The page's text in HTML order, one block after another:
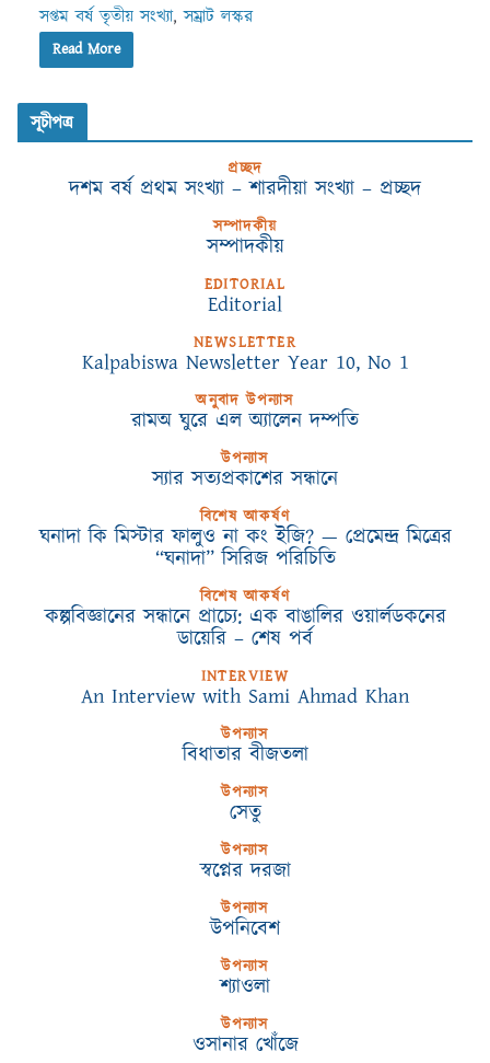
সপ্তম বর্ষ তৃতীয় সংখ্যা,সম্রাট লস্কর
Read More
সূচীপত্র
প্রচ্ছদ
দশম বর্ষ প্রথম সংখ্যা – শারদীয়া সংখ্যা – প্রচ্ছদ
সম্পাদকীয়
সম্পাদকীয়
EDITORIAL
Editorial
NEWSLETTER
Kalpabiswa Newsletter Year 10, No 1
অনুবাদ উপন্যাস
রামঅ ঘুরে এল অ্যালেন দম্পতি
উপন্যাস
স্যার সত্যপ্রকাশের সন্ধানে
বিশেষ আকর্ষণ
ঘনাদা কি মিস্টার ফালুও না কং ইজি? — প্রেমেন্দ্র মিত্রের
“ঘনাদা” সিরিজ পরিচিতি
বিশেষ আকর্ষণ
কল্পবিজ্ঞানের সন্ধানে প্রাচ্যে: এক বাঙালির ওয়ার্লডকনের
ডায়েরি – শেষ পর্ব
INTERVIEW
An Interview with Sami Ahmad Khan
উপন্যাস
বিধাতার বীজতলা
উপন্যাস
সেতু
উপন্যাস
স্বপ্নের দরজা
উপন্যাস
উপনিবেশ
উপন্যাস
শ্যাওলা
উপন্যাস
ওসানার খোঁজে